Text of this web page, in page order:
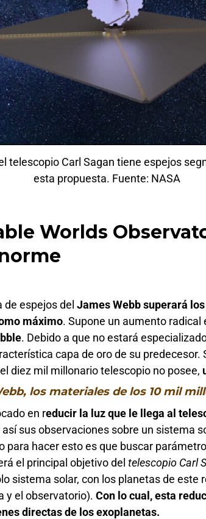
telescopio Carl Sagan tiene espejos
esta propuesta. Fuente: NASA
Worlds
de espejos delJames Webb superará
máximo. Supone un aumento radical
. Debido a que no estará
capa de oro de su predecesor.
diez mil millonario telescopio no posee,
los materiales de los 10 mil
en reducir la luz que le llega al
sus observaciones sobre un sistema
para hacer esto es que buscar
el principal objetivo deltelescopio Carl
sistema solar, con los planetas de este
y el observatorio).Con lo cual, esta
directas de los exoplanetas.